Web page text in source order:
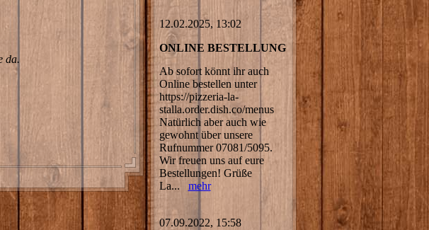
da.
12.02.2025, 13:02
ONLINE BESTELLUNG
Ab sofort könnt ihr auch
Online bestellen unter
https://pizzeria-la-
stalla.order.dish.co/menus
Natürlich aber auch wie
gewohnt über unsere
Rufnummer 07081/5095.
Wir freuen uns auf eure
Bestellungen! Grüße
La... mehr
07.09.2022, 15:58